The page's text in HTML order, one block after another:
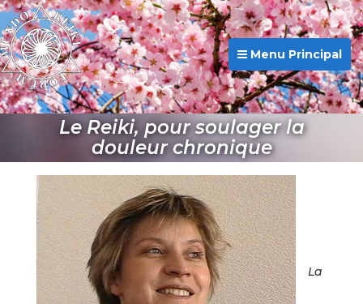
Menu Principal
Le Reiki, pour soulager la
douleur chronique
La